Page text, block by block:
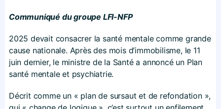
Communiqué du groupe LFI-NFP
2025 devait consacrer la santé mentale comme grande
cause nationale. Après des mois d’immobilisme, le 11
juin dernier, le ministre de la Santé a annoncé un Plan
santé mentale et psychiatrie.
Décrit comme un « plan de sursaut et de refondation »,